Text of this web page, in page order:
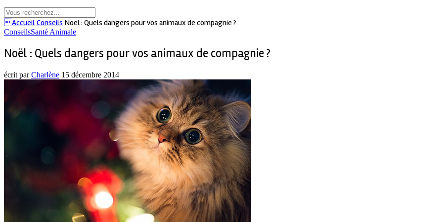
Accueil Conseils Noël : Quels dangers pour vos animaux de compagnie ?
ConseilsSanté Animale
Noël : Quels dangers pour vos animaux de compagnie ?
écrit parCharlène 15 décembre 2014